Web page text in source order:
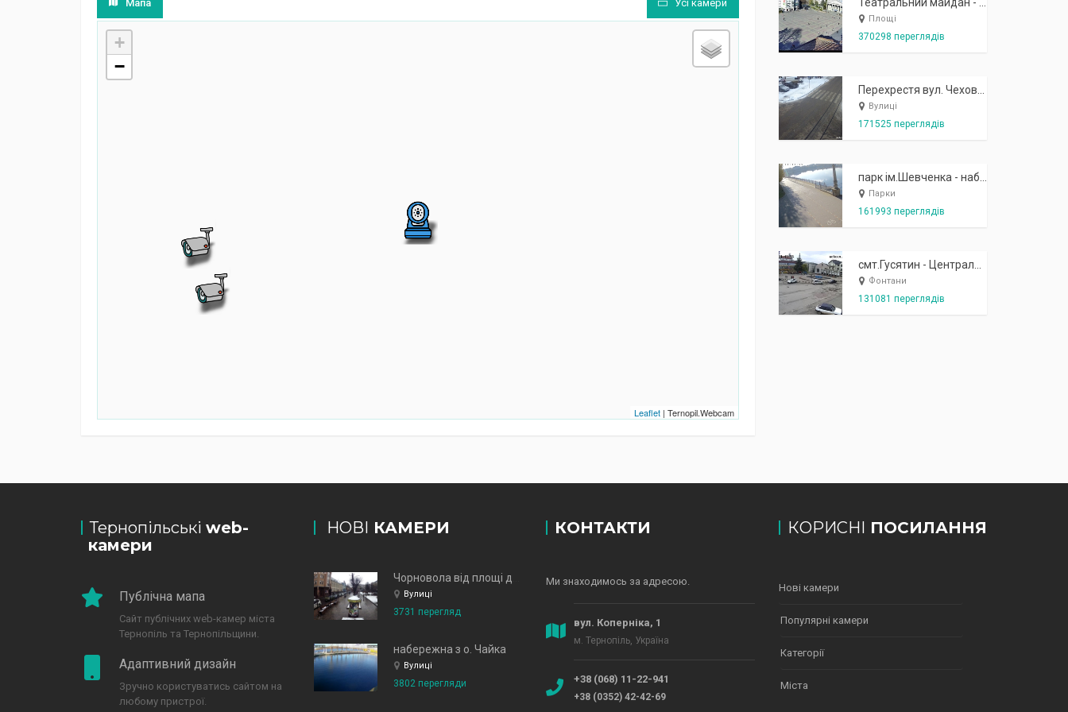
Мапа Усі камери
+
−
Leaflet| Ternopil.Webcam
Площі
370298 переглядів
Вулиці
171525 переглядів
Парки
161993 переглядів
Фонтани
131081 переглядів
Тернопільські web-
камери
Публічна мапа
Сайт публічних web-камер міста
Тернопіль та Тернопільщини.
Адаптивний дизайн
Зручно користуватись сайтом на
любому пристрої.
НОВІ КАМЕРИ
Вулиці
3731 перегляд
набережна з о. Чайка
Вулиці
3802 перегляди
КОНТАКТИ
Ми знаходимось за адресою.
вул. Коперніка, 1
м. Тернопіль, Україна
+38 (068) 11-22-941
+38 (0352) 42-42-69
КОРИСНІ ПОСИЛАННЯ
Нові камери
Популярні камери
Категорії
Міста